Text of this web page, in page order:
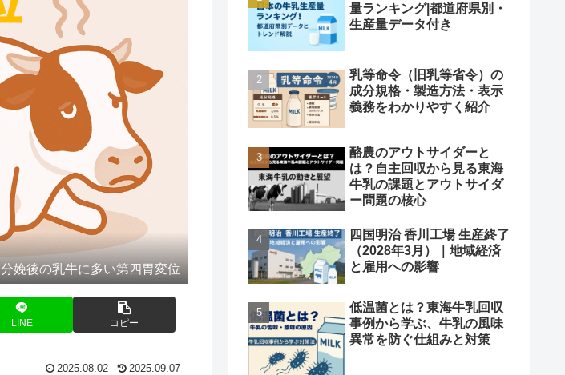
分娩後の乳牛に多い第四胃変位
LINE コピー
2025.08.02 2025.09.07
量ランキング|都道府県別・
生産量データ付き
乳等命令（旧乳等省令）の
成分規格・製造方法・表示
義務をわかりやすく紹介
酪農のアウトサイダーと
は？自主回収から見る東海
牛乳の課題とアウトサイダ
ー問題の核心
四国明治 香川工場 生産終了
（2028年3月）｜地域経済
と雇用への影響
低温菌とは？東海牛乳回収
事例から学ぶ、牛乳の風味
異常を防ぐ仕組みと対策